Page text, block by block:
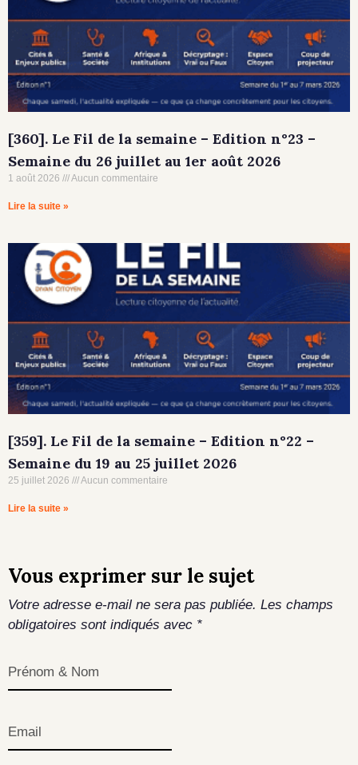
[360]. Le Fil de la semaine – Edition n°23 –
Semaine du 26 juillet au 1er août 2026
1 août 2026 Aucun commentaire
Lire la suite »
[359]. Le Fil de la semaine – Edition n°22 –
Semaine du 19 au 25 juillet 2026
25 juillet 2026 Aucun commentaire
Lire la suite »
Vous exprimer sur le sujet
Votre adresse e-mail ne sera pas publiée. Les champs
obligatoires sont indiqués avec *